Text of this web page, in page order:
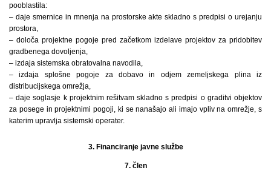
pooblastila:
– daje smernice in mnenja na prostorske akte skladno s predpisi o urejanju
prostora,
– določa projektne pogoje pred začetkom izdelave projektov za pridobitev
gradbenega dovoljenja,
– izdaja sistemska obratovalna navodila,
– izdaja splošne pogoje za dobavo in odjem zemeljskega plina iz
distribucijskega omrežja,
– daje soglasje k projektnim rešitvam skladno s predpisi o graditvi objektov
za posege in projektnimi pogoji, ki se nanašajo ali imajo vpliv na omrežje, s
katerim upravlja sistemski operater.
3. Financiranje javne službe
7. člen